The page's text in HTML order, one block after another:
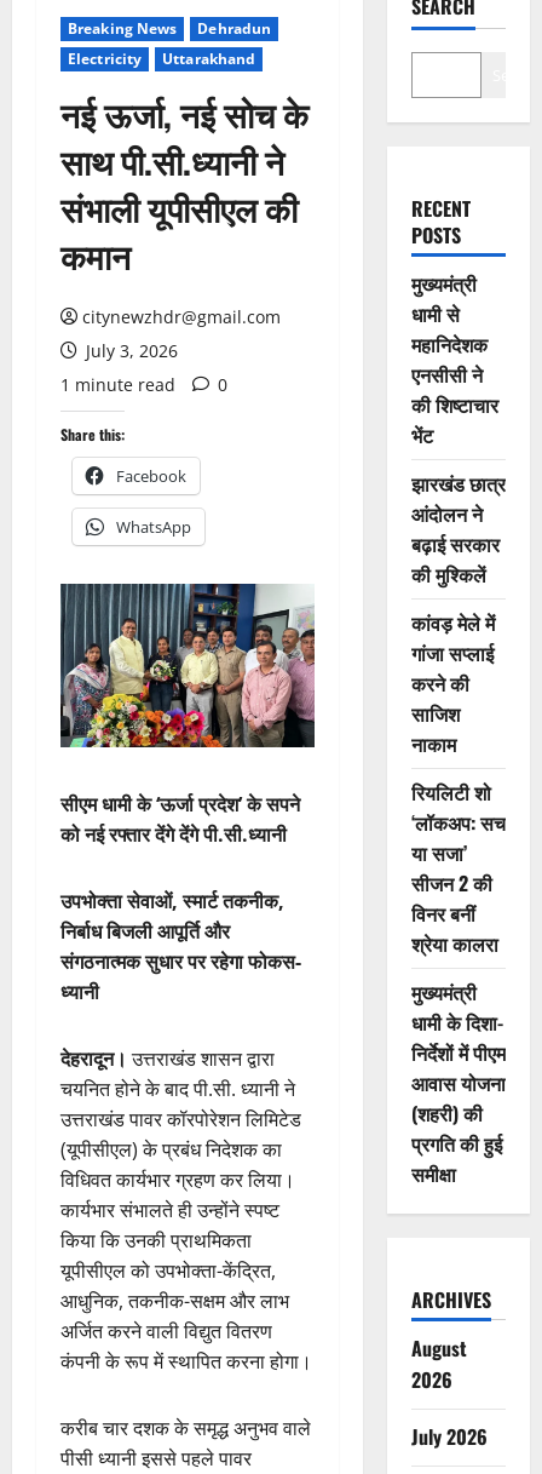
Breaking News
Dehradun
Electricity
Uttarakhand
नई ऊर्जा, नई सोच के
साथ पी.सी.ध्यानी ने
संभाली यूपीसीएल की
कमान
citynewzhdr@gmail.com
July 3, 2026
1 minute read
0
Share this:
Facebook
WhatsApp
सीएम धामी के ‘ऊर्जा प्रदेश’ के सपने
को नई रफ्तार देंगे देंगे पी.सी.ध्यानी
उपभोक्ता सेवाओं, स्मार्ट तकनीक,
निर्बाध बिजली आपूर्ति और
संगठनात्मक सुधार पर रहेगा फोकस-
ध्यानी
देहरादून।उत्तराखंड शासन द्वारा
चयनित होने के बाद पी.सी. ध्यानी ने
उत्तराखंड पावर कॉरपोरेशन लिमिटेड
(यूपीसीएल) के प्रबंध निदेशक का
विधिवत कार्यभार ग्रहण कर लिया।
कार्यभार संभालते ही उन्होंने स्पष्ट
किया कि उनकी प्राथमिकता
यूपीसीएल को उपभोक्ता-केंद्रित,
आधुनिक, तकनीक-सक्षम और लाभ
अर्जित करने वाली विद्युत वितरण
कंपनी के रूप में स्थापित करना होगा।
करीब चार दशक के समृद्ध अनुभव वाले
पीसी ध्यानी इससे पहले पावर
SEARCH
RECENT
POSTS
मुख्यमंत्री
धामी से
महानिदेशक
एनसीसी ने
की शिष्टाचार
भेंट
झारखंड छात्र
आंदोलन ने
बढ़ाई सरकार
की मुश्किलें
कांवड़ मेले में
गांजा सप्लाई
करने की
साजिश
नाकाम
रियलिटी शो
‘लॉकअप: सच
या सजा’
सीजन 2 की
विनर बनीं
श्रेया कालरा
मुख्यमंत्री
धामी के दिशा-
निर्देशों में पीएम
आवास योजना
(शहरी) की
प्रगति की हुई
समीक्षा
ARCHIVES
August
2026
July 2026